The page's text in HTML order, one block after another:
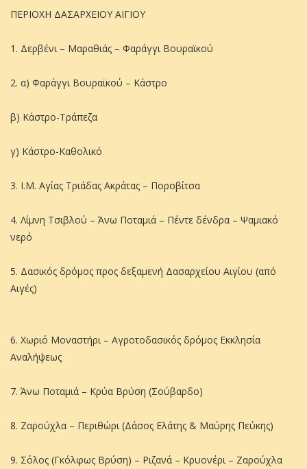
ΠΕΡΙΟΧΗ ΔΑΣΑΡΧΕΙΟΥ ΑΙΓΙΟΥ
1. Δερβένι – Μαραθιάς – Φαράγγι Βουραϊκού
2. α) Φαράγγι Βουραϊκού – Κάστρο
β) Κάστρο-Τράπεζα
γ) Κάστρο-Καθολικό
3. Ι.Μ. Αγίας Τριάδας Ακράτας – Ποροβίτσα
4. Λίμνη Τσιβλού – Άνω Ποταμιά – Πέντε δένδρα – Ψαμιακό
νερό
5. Δασικός δρόμος προς δεξαμενή Δασαρχείου Αιγίου (από
Αιγές)
6. Χωριό Μοναστήρι – Αγροτοδασικός δρόμος Εκκλησία
Αναλήψεως
7. Άνω Ποταμιά – Κρύα Βρύση (Σούβαρδο)
8. Ζαρούχλα – Περιθώρι (Δάσος Ελάτης & Μαύρης Πεύκης)
9. Σόλος (Γκόλφως Βρύση) – Ριζανά – Κρυονέρι – Ζαρούχλα